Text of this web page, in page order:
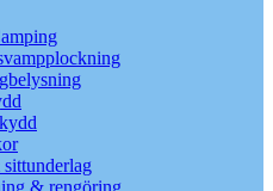
& rengöring